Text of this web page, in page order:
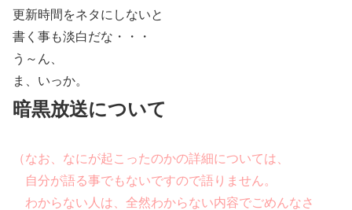
更新時間をネタにしないと
書く事も淡白だな・・・
う～ん、
ま、いっか。
暗黒放送について
（なお、なにが起こったのかの詳細については、
自分が語る事でもないですので語りません。
わからない人は、全然わからない内容でごめんなさ